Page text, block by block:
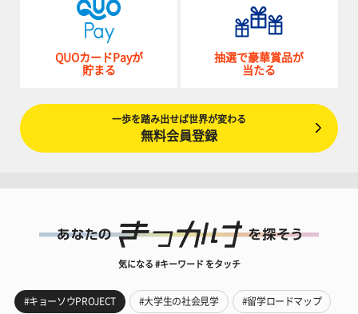
QUOカードPayが
貯まる
抽選で豪華賞品が
当たる
一歩を踏み出せば世界が変わる
無料会員登録
気になる #キーワード をタッチ
#キョーソウPROJECT #大学生の社会見学 #留学ロードマップ